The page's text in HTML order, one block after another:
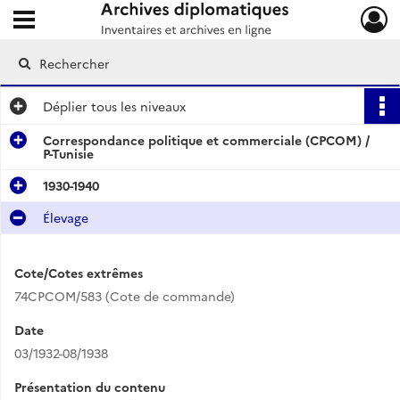
Archives diplomatiques
Ouvrir le menu déroulant
Déplier tous les niveaux
Correspondance politique et commerciale (CPCOM) /
P-Tunisie
1930-1940
Élevage
Cote/Cotes extrêmes
74CPCOM/583 (Cote de commande)
Date
03/1932-08/1938
Présentation du contenu